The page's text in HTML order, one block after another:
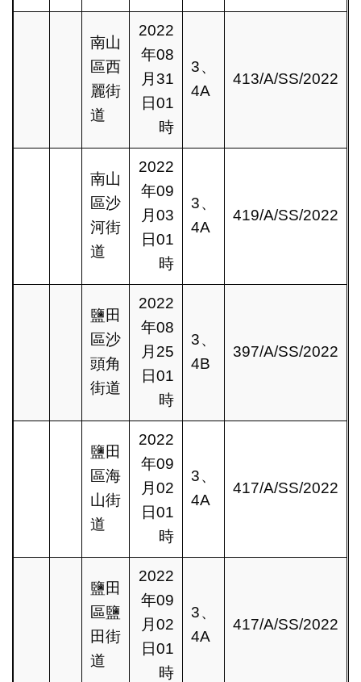
南山
區西
麗街
道
2022
年08
月31
日01
時
3、
4A
413/A/SS/2022
南山
區沙
河街
道
2022
年09
月03
日01
時
3、
4A
419/A/SS/2022
鹽田
區沙
頭角
街道
2022
年08
月25
日01
時
3、
4B
397/A/SS/2022
鹽田
區海
山街
道
2022
年09
月02
日01
時
3、
4A
417/A/SS/2022
鹽田
區鹽
田街
道
2022
年09
月02
日01
時
3、
4A
417/A/SS/2022